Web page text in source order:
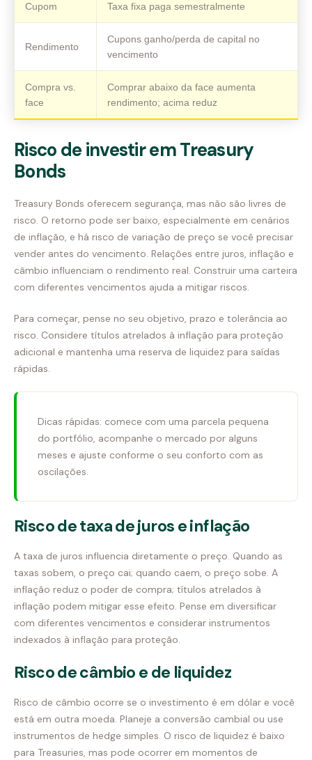
Cupom Taxa fixa paga semestralmente
Rendimento
Cupons ganho/perda de capital no
vencimento
Compra vs.
face
Comprar abaixo da face aumenta
rendimento; acima reduz
Risco de investir em Treasury
Bonds
Treasury Bonds oferecem segurança, mas não são livres de
risco. O retorno pode ser baixo, especialmente em cenários
de inflação, e há risco de variação de preço se você precisar
vender antes do vencimento. Relações entre juros, inflação e
câmbio influenciam o rendimento real. Construir uma carteira
com diferentes vencimentos ajuda a mitigar riscos.
Para começar, pense no seu objetivo, prazo e tolerância ao
risco. Considere títulos atrelados à inflação para proteção
adicional e mantenha uma reserva de liquidez para saídas
rápidas.
Dicas rápidas: comece com uma parcela pequena
do portfólio, acompanhe o mercado por alguns
meses e ajuste conforme o seu conforto com as
oscilações.
Risco de taxa de juros e inflação
A taxa de juros influencia diretamente o preço. Quando as
taxas sobem, o preço cai; quando caem, o preço sobe. A
inflação reduz o poder de compra; títulos atrelados à
inflação podem mitigar esse efeito. Pense em diversificar
com diferentes vencimentos e considerar instrumentos
indexados à inflação para proteção.
Risco de câmbio e de liquidez
Risco de câmbio ocorre se o investimento é em dólar e você
está em outra moeda. Planeje a conversão cambial ou use
instrumentos de hedge simples. O risco de liquidez é baixo
para Treasuries, mas pode ocorrer em momentos de